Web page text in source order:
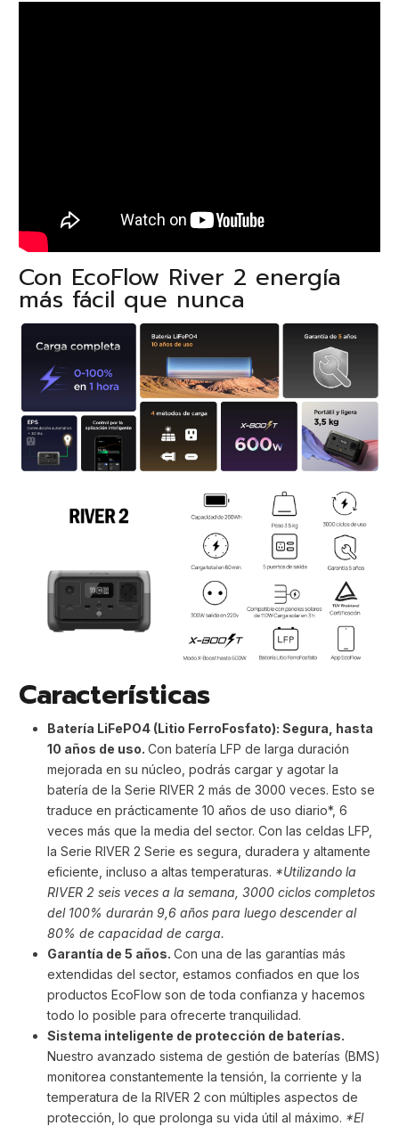
Con EcoFlow River 2 energía
más fácil que nunca
Características
Batería LiFePO4 (Litio FerroFosfato): Segura, hasta
10 años de uso. Con batería LFP de larga duración
mejorada en su núcleo, podrás cargar y agotar la
batería de la Serie RIVER 2 más de 3000 veces. Esto se
traduce en prácticamente 10 años de uso diario*, 6
veces más que la media del sector. Con las celdas LFP,
la Serie RIVER 2 Serie es segura, duradera y altamente
eficiente, incluso a altas temperaturas. *Utilizando la
RIVER 2 seis veces a la semana, 3000 ciclos completos
del 100% durarán 9,6 años para luego descender al
80% de capacidad de carga.
Garantía de 5 años. Con una de las garantías más
extendidas del sector, estamos confiados en que los
productos EcoFlow son de toda confianza y hacemos
todo lo posible para ofrecerte tranquilidad.
Sistema inteligente de protección de baterías.
Nuestro avanzado sistema de gestión de baterías (BMS)
monitorea constantemente la tensión, la corriente y la
temperatura de la RIVER 2 con múltiples aspectos de
protección, lo que prolonga su vida útil al máximo. *El